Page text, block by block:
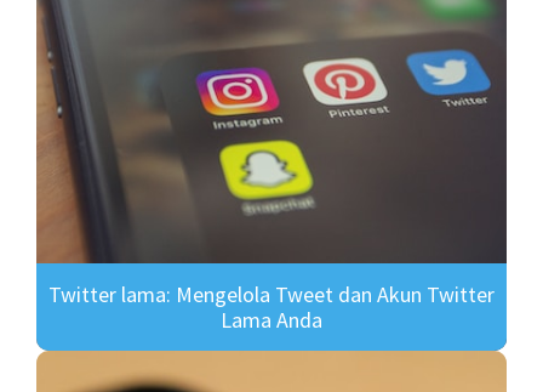
Twitter lama: Mengelola Tweet dan Akun Twitter
Lama Anda